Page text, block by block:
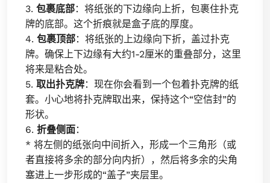
3. 包裹底部：将纸张的下边缘向上折，包裹住扑克
牌的底部。这个折痕就是盒子底的厚度。
4. 包裹顶部：将纸张的上边缘向下折，盖过扑克
牌。确保上下边缘有大约1-2厘米的重叠部分，这里
将来是粘合处。
5. 取出扑克牌：现在你会看到一个包着扑克牌的纸
套。小心地将扑克牌取出来，保持这个“空信封”的
形状。
6. 折叠侧面：
* 将左侧的纸张向中间折入，形成一个三角形（或
者直接将多余的部分向内折），然后将多余的尖角
塞进上一步形成的“盖子”夹层里。